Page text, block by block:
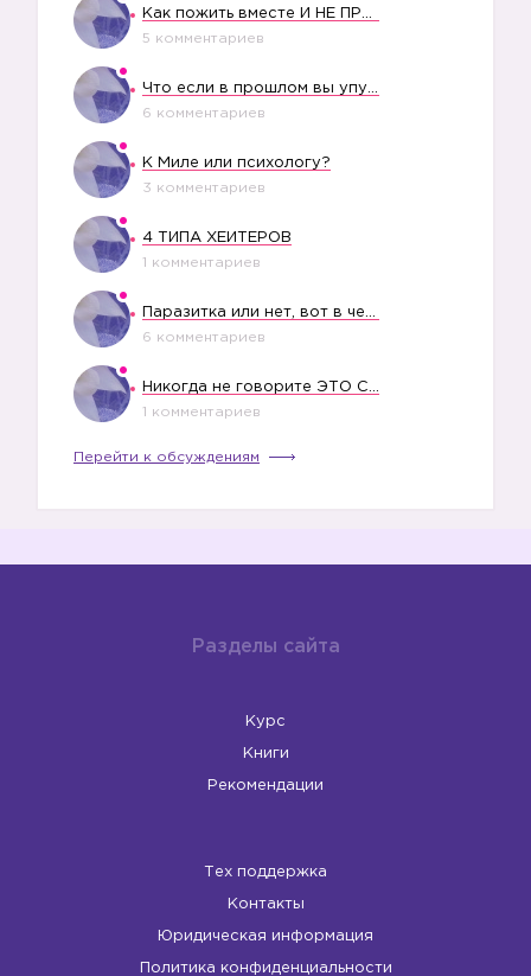
5 комментариев
6 комментариев
К Миле или психологу?
3 комментариев
4 ТИПА ХЕЙТЕРОВ
1 комментариев
6 комментариев
1 комментариев
Перейти к обсуждениям
Разделы сайта
Курс
Книги
Рекомендации
Тех поддержка
Контакты
Юридическая информация
Политика конфиденциальности